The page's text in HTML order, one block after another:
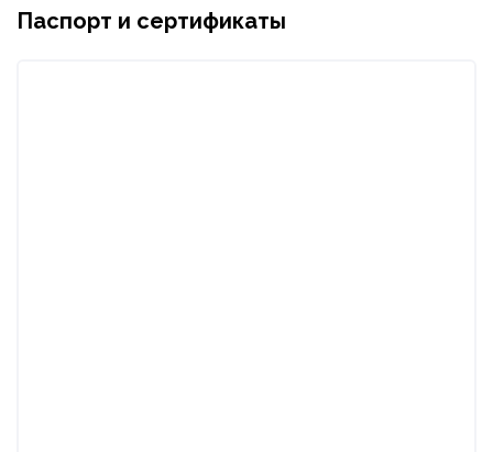
Паспорт и сертификаты